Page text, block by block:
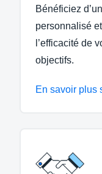
Bénéficiez
personnalisé
l’efficacité de
objectifs.
En savoir plus